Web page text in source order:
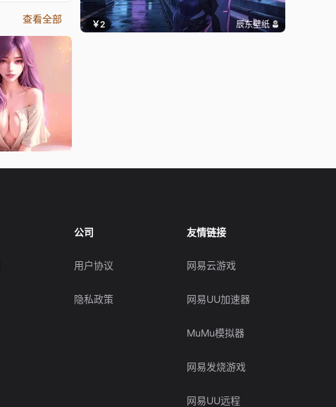
查看全部 ￥2 辰东壁纸
公司
用户协议
隐私政策
友情链接
网易云游戏
网易UU加速器
MuMu模拟器
网易发烧游戏
网易UU远程